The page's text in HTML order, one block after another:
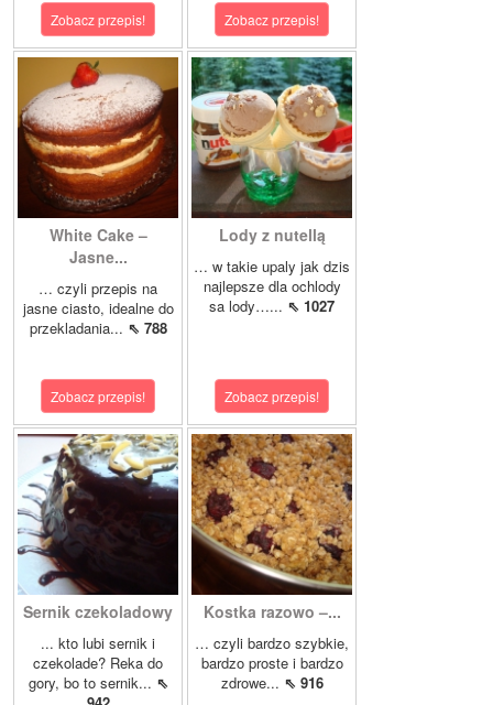
Zobacz przepis! Zobacz przepis!
White Cake –
Jasne...
… czyli przepis na
jasne ciasto, idealne do
przekladania... ⇖ 788
Zobacz przepis!
Lody z nutellą
… w takie upaly jak dzis
najlepsze dla ochlody
sa lody…... ⇖ 1027
Zobacz przepis!
Sernik czekoladowy
... kto lubi sernik i
czekolade? Reka do
gory, bo to sernik... ⇖
Kostka razowo –...
… czyli bardzo szybkie,
bardzo proste i bardzo
zdrowe... ⇖ 916